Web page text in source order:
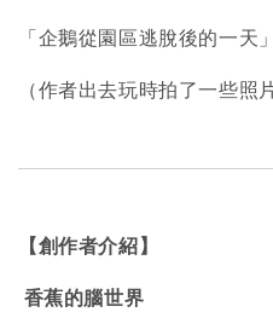
「企鵝從園區逃脫後的一天」
（作者出去玩時拍了一些照
【創作者介紹】
香蕉的腦世界